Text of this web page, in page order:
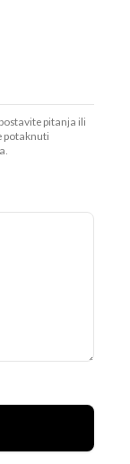
pitanja ili
potaknuti